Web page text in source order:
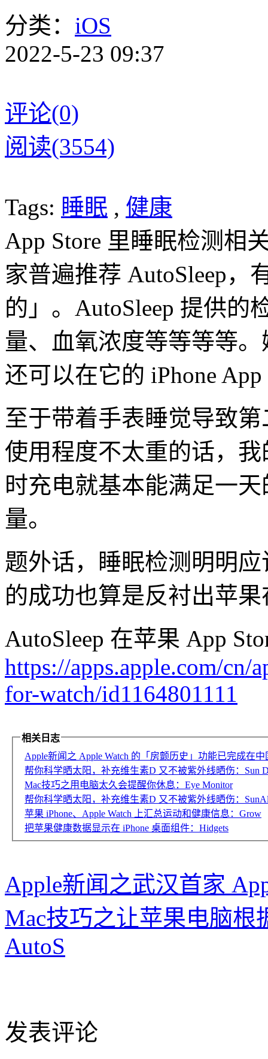
分类： iOS
2022-5-23 09:37
评论(0)
阅读(3554)
Tags: 睡眠 , 健康
App Store 里睡眠检测相
家普遍推荐 AutoSleep，
的」。AutoSleep 提供的
量、血氧浓度等等等等。
还可以在它的 iPhone
至于带着手表睡觉导致
使用程度不太重的话，
时充电就基本能满足一
量。
题外话，睡眠检测明明
的成功也算是反衬出苹
AutoSleep 在苹果 App
https://apps.apple.com/cn/
for-watch/id1164801111
相关日志
Apple新闻之 Apple Watch 的「房颤历史」功能已完成在
帮你科学晒太阳，补充维生素D 又不被紫外线晒伤：Sun
Mac技巧之用电脑太久会提醒你休息：Eye Monitor
帮你科学晒太阳，补充维生素D 又不被紫外线晒伤：
苹果 iPhone、Apple Watch 上汇总运动和健康信息：Grow
把苹果健康数据显示在 iPhone 桌面组件：Hidgets
Apple新闻之武汉首家
Mac技巧之让苹果电脑
AutoS
发表评论